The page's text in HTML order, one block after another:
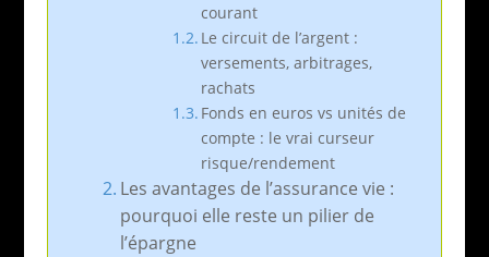
courant
Le circuit de l’argent :
versements, arbitrages,
rachats
Fonds en euros vs unités de
compte : le vrai curseur
risque/rendement
Les avantages de l’assurance vie :
pourquoi elle reste un pilier de
l’épargne